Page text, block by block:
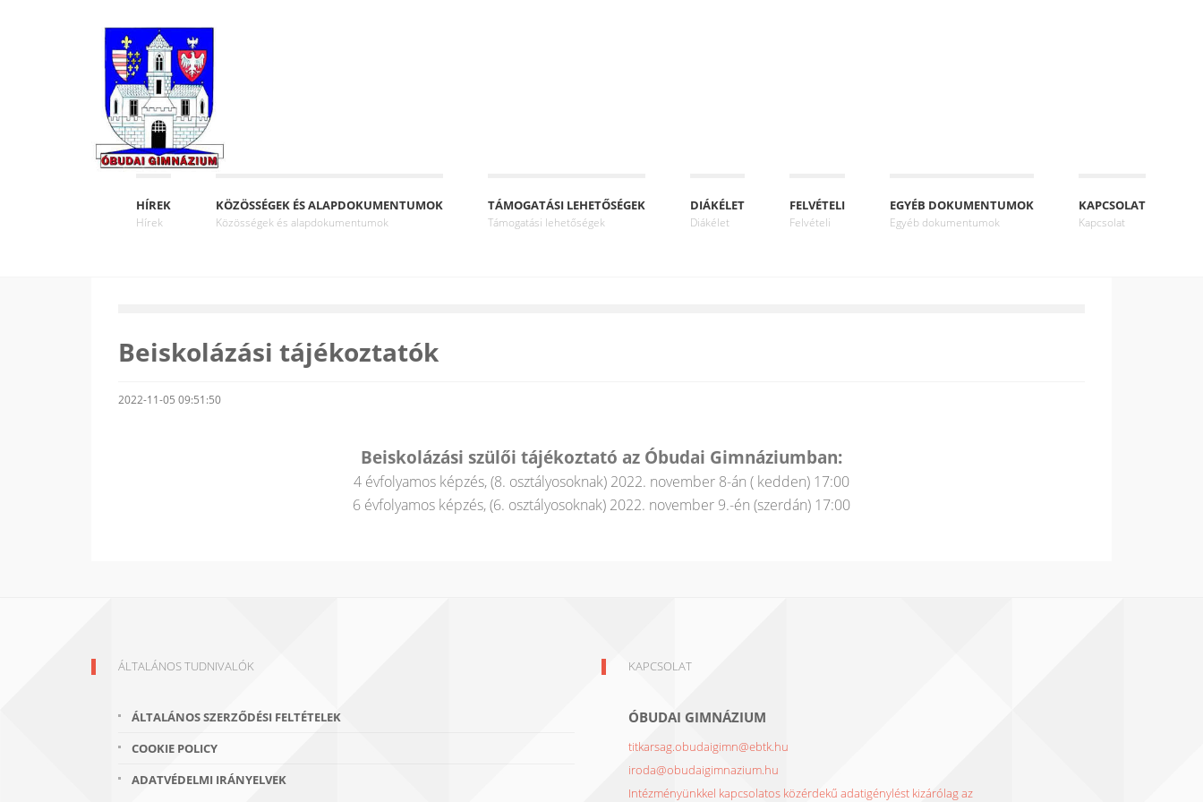
HÍREK
Hírek
KÖZÖSSÉGEK ÉS ALAPDOKUMENTUMOK
Közösségek és alapdokumentumok
TÁMOGATÁSI LEHETŐSÉGEK
Támogatási lehetőségek
DIÁKÉLET
Diákélet
FELVÉTELI
Felvételi
EGYÉB DOKUMENTUMOK
Egyéb dokumentumok
KAPCSOLAT
Kapcsolat
Beiskolázási tájékoztatók
2022-11-05 09:51:50
Beiskolázási szülői tájékoztató az Óbudai Gimnáziumban:
4 évfolyamos képzés, (8. osztályosoknak) 2022. november 8-án ( kedden) 17:00
6 évfolyamos képzés, (6. osztályosoknak) 2022. november 9.-én (szerdán) 17:00
ÁLTALÁNOS TUDNIVALÓK
ÁLTALÁNOS SZERZŐDÉSI FELTÉTELEK
COOKIE POLICY
ADATVÉDELMI IRÁNYELVEK
KAPCSOLAT
ÓBUDAI GIMNÁZIUM
titkarsag.obudaigimn@ebtk.hu
iroda@obudaigimnazium.hu
Intézményünkkel kapcsolatos közérdekű adatigénylést kizárólag az